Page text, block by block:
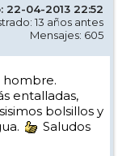
22-04-2013 22:52
13 años antes
Mensajes: 605
hombre.
entalladas,
bolsillos y
Saludos